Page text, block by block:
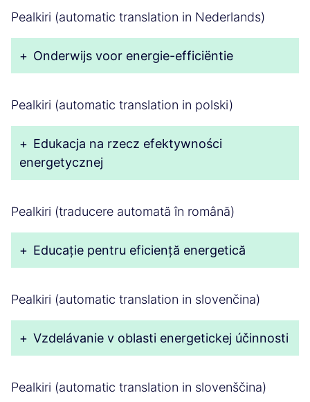
Pealkiri (automatic translation in Nederlands)
+ Onderwijs voor energie-efficiëntie
Pealkiri (automatic translation in polski)
+ Edukacja na rzecz efektywności
energetycznej
Pealkiri (traducere automată în română)
+ Educație pentru eficiență energetică
Pealkiri (automatic translation in slovenčina)
+ Vzdelávanie v oblasti energetickej účinnosti
Pealkiri (automatic translation in slovenščina)